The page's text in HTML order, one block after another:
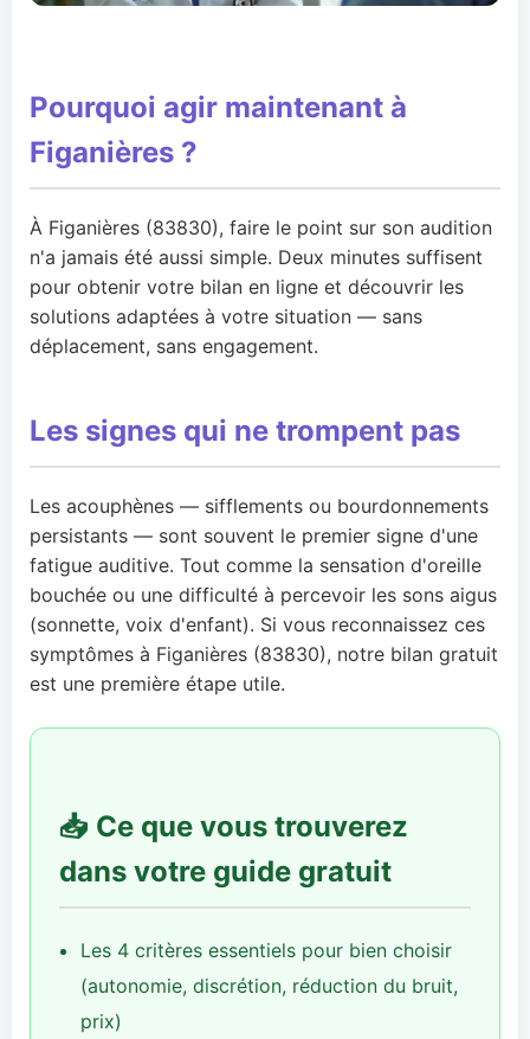
Pourquoi agir maintenant à
Figanières ?
À Figanières (83830), faire le point sur son audition
n'a jamais été aussi simple. Deux minutes suffisent
pour obtenir votre bilan en ligne et découvrir les
solutions adaptées à votre situation — sans
déplacement, sans engagement.
Les signes qui ne trompent pas
Les acouphènes — sifflements ou bourdonnements
persistants — sont souvent le premier signe d'une
fatigue auditive. Tout comme la sensation d'oreille
bouchée ou une difficulté à percevoir les sons aigus
(sonnette, voix d'enfant). Si vous reconnaissez ces
symptômes à Figanières (83830), notre bilan gratuit
est une première étape utile.
📥 Ce que vous trouverez
dans votre guide gratuit
Les 4 critères essentiels pour bien choisir
(autonomie, discrétion, réduction du bruit,
prix)